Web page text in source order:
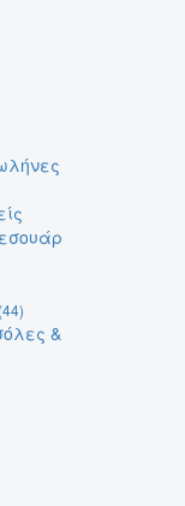
(44)
&